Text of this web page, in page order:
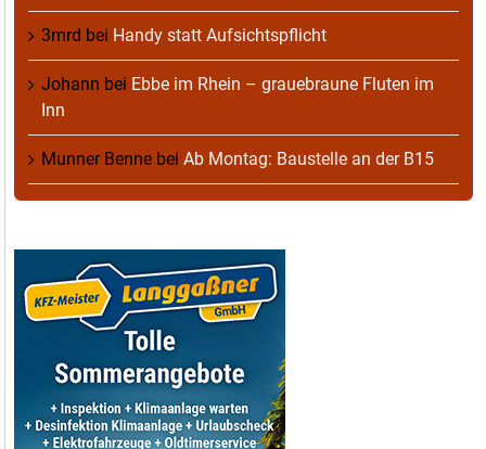
3mrd bei Handy statt Aufsichtspflicht
Johann bei Ebbe im Rhein – grauebraune Fluten im
Inn
Munner Benne bei Ab Montag: Baustelle an der B15